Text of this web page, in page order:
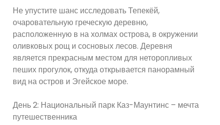
Не упустите шанс исследовать Тепекёй,
очаровательную греческую деревню,
расположенную в на холмах острова, в окружении
оливковых рощ и сосновых лесов. Деревня
является прекрасным местом для неторопливых
пеших прогулок, откуда открывается панорамный
вид на остров и Эгейское море.
День 2: Национальный парк Каз-Маунтинс – мечта
путешественника